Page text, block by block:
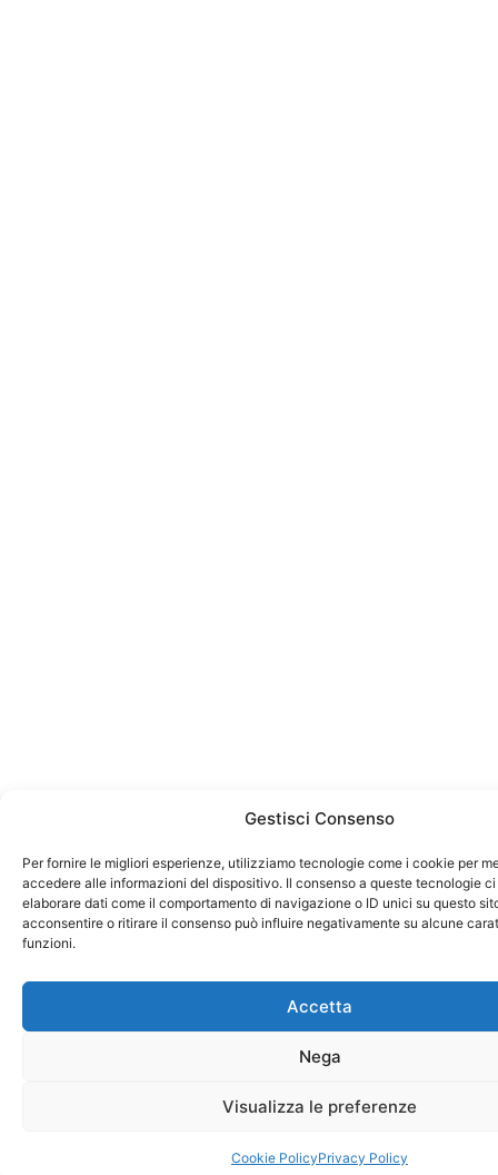
Gestisci Consenso
Per fornire le migliori esperienze, utilizziamo tecnologie come i cookie per
accedere alle informazioni del dispositivo. Il consenso a queste tecnologie
elaborare dati come il comportamento di navigazione o ID unici su questo
acconsentire o ritirare il consenso può influire negativamente su alcune
funzioni.
Accetta
Nega
Visualizza le preferenze
Cookie PolicyPrivacy Policy